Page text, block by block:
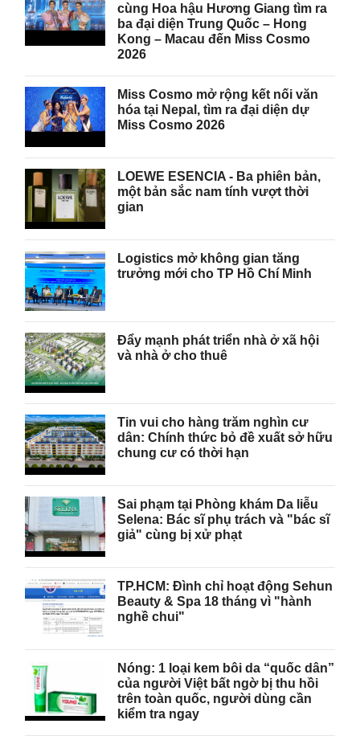
cùng Hoa hậu Hương Giang tìm ra
ba đại diện Trung Quốc – Hong
Kong – Macau đến Miss Cosmo
2026
Miss Cosmo mở rộng kết nối văn
hóa tại Nepal, tìm ra đại diện dự
Miss Cosmo 2026
LOEWE ESENCIA - Ba phiên bản,
một bản sắc nam tính vượt thời
gian
Logistics mở không gian tăng
trưởng mới cho TP Hồ Chí Minh
Đẩy mạnh phát triển nhà ở xã hội
và nhà ở cho thuê
Tin vui cho hàng trăm nghìn cư
dân: Chính thức bỏ đề xuất sở hữu
chung cư có thời hạn
Sai phạm tại Phòng khám Da liễu
Selena: Bác sĩ phụ trách và "bác sĩ
giả" cùng bị xử phạt
TP.HCM: Đình chỉ hoạt động Sehun
Beauty & Spa 18 tháng vì "hành
nghề chui"
Nóng: 1 loại kem bôi da “quốc dân”
của người Việt bất ngờ bị thu hồi
trên toàn quốc, người dùng cần
kiểm tra ngay